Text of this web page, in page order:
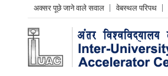
Header
Left
menu
अक्सर पूछे जाने वाले सवाल वेबस्थल परिपथ